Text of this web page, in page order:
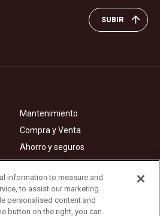
SUBIR
Mantenimiento
Compra y Venta
Ahorro y seguros
Videos de autos
information to measure and
to assist our marketing
personalised content and
button on the right, you can